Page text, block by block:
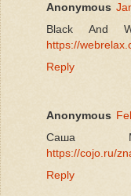
Anonymous
Black And
https://
Reply
Anonymous
Саша
https://cojo.ru/
Reply